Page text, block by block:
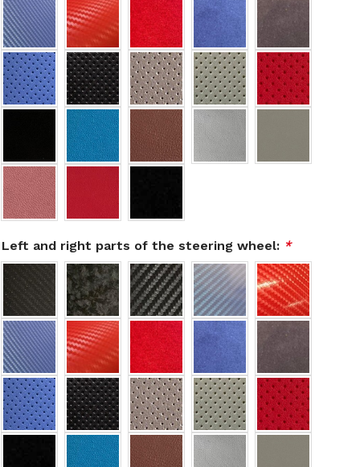
Left and right parts of the steering wheel: *